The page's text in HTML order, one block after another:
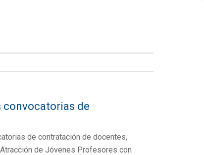
convocatorias de
de contratación de docentes,
de Jóvenes Profesores con